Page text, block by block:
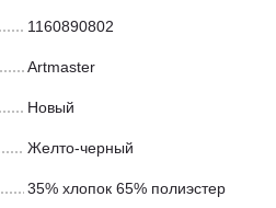
1160890802
Artmaster
Новый
Желто-черный
35% хлопок 65% полиэстер